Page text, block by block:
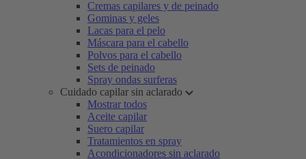
Cremas capilares y de peinado
Gominas y geles
Lacas para el pelo
Máscara para el cabello
Polvos para el cabello
Sets de peinado
Spray ondas surferas
Cuidado capilar sin aclarado
Mostrar todos
Aceite capilar
Suero capilar
Tratamientos en spray
Acondicionadores sin aclarado